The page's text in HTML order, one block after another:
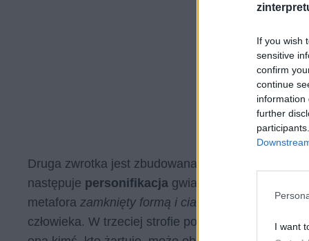
If you wish
sensitive
confirm
continue
information
further
I want
Druga zwrotka jest zbudowana na zasadzie
następuje personifikacja gwiazd, które mogą dać
metafora zamknięty formą i ciałem,
która jest
człowieka. W trzeciej strofie ponownie występuje